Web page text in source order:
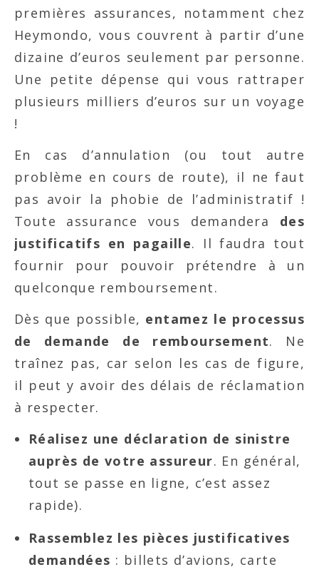
premières assurances, notamment chez
Heymondo, vous couvrent à partir d’une
dizaine d’euros seulement par personne.
Une petite dépense qui vous rattraper
plusieurs milliers d’euros sur un voyage
!
En cas d’annulation (ou tout autre
problème en cours de route), il ne faut
pas avoir la phobie de l’administratif !
Toute assurance vous demandera des
justificatifs en pagaille. Il faudra tout
fournir pour pouvoir prétendre à un
quelconque remboursement.
Dès que possible, entamez le processus
de demande de remboursement. Ne
traînez pas, car selon les cas de figure,
il peut y avoir des délais de réclamation
à respecter.
Réalisez une déclaration de sinistre
auprès de votre assureur. En général,
tout se passe en ligne, c’est assez
rapide).
Rassemblez les pièces justificatives
demandées : billets d’avions, carte